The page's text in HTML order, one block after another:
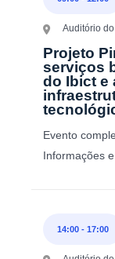
Auditório
Projeto
serviços
do Ibict e
Evento
Informações
14:00 - 17:00